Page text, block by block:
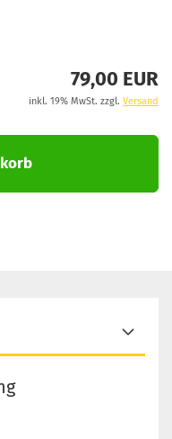
79,00 EUR
inkl. 19% MwSt. zzgl. Versand